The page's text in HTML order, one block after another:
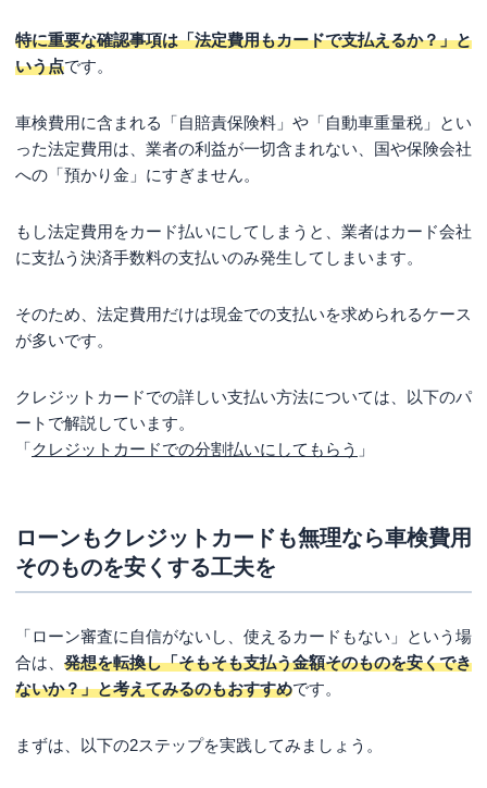
特に重要な確認事項は「法定費用もカードで支払えるか？」と
いう点です。
車検費用に含まれる「自賠責保険料」や「自動車重量税」とい
った法定費用は、業者の利益が一切含まれない、国や保険会社
への「預かり金」にすぎません。
もし法定費用をカード払いにしてしまうと、業者はカード会社
に支払う決済手数料の支払いのみ発生してしまいます。
そのため、法定費用だけは現金での支払いを求められるケース
が多いです。
クレジットカードでの詳しい支払い方法については、以下のパ
ートで解説しています。
「 クレジットカードでの分割払いにしてもらう 」
ローンもクレジットカードも無理なら車検費用
そのものを安くする工夫を
「ローン審査に自信がないし、使えるカードもない」という場
合は、 発想を転換し「そもそも支払う金額そのものを安くでき
ないか？」と考えてみるのもおすすめです。
まずは、以下の2ステップを実践してみましょう。